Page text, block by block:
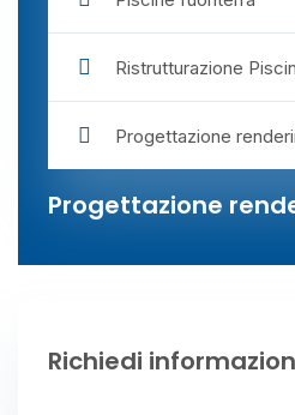
Ristrutturazione
Progettazione
Progettazione
Richiedi